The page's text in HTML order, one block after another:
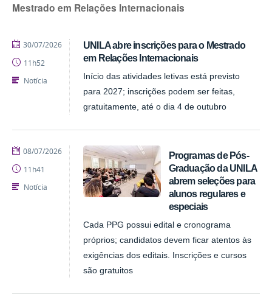
Mestrado em Relações Internacionais
UNILA abre inscrições para o Mestrado
em Relações Internacionais
Início das atividades letivas está previsto
para 2027; inscrições podem ser feitas,
gratuitamente, até o dia 4 de outubro
publicado
30/07/2026
11h52
Notícia
Programas de Pós-
Graduação da UNILA
abrem seleções para
alunos regulares e
especiais
Cada PPG possui edital e cronograma
próprios; candidatos devem ficar atentos às
exigências dos editais. Inscrições e cursos
são gratuitos
publicado
08/07/2026
11h41
Notícia